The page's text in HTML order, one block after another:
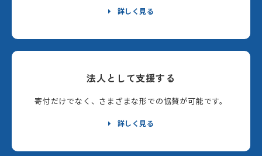
詳しく見る
法人として支援する
寄付だけでなく、さまざまな形での協賛が可能です。
詳しく見る